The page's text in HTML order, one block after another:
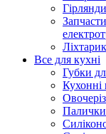
Гірлянди
Все для кухні
Губки
Кухонні